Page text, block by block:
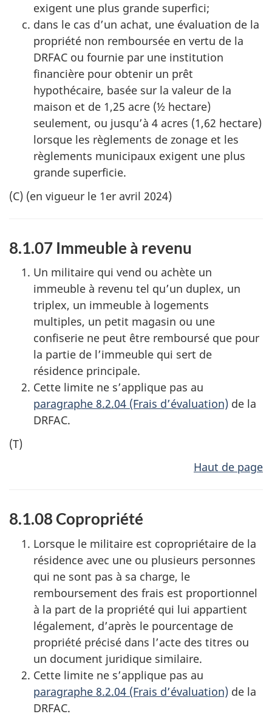
exigent une plus grande superfici;
dans le cas d’un achat, une évaluation de la
propriété non remboursée en vertu de la
DRFAC ou fournie par une institution
financière pour obtenir un prêt
hypothécaire, basée sur la valeur de la
maison et de 1,25 acre (½ hectare)
seulement, ou jusqu’à 4 acres (1,62 hectare)
lorsque les règlements de zonage et les
règlements municipaux exigent une plus
grande superficie.
(C) (en vigueur le 1er avril 2024)
8.1.07 Immeuble à revenu
Un militaire qui vend ou achète un
immeuble à revenu tel qu’un duplex, un
triplex, un immeuble à logements
multiples, un petit magasin ou une
confiserie ne peut être remboursé que pour
la partie de l’immeuble qui sert de
résidence principale.
Cette limite ne s’applique pas au
paragraphe 8.2.04 (Frais d’évaluation) de la
DRFAC.
(T)
Haut de page
8.1.08 Copropriété
Lorsque le militaire est copropriétaire de la
résidence avec une ou plusieurs personnes
qui ne sont pas à sa charge, le
remboursement des frais est proportionnel
à la part de la propriété qui lui appartient
légalement, d’après le pourcentage de
propriété précisé dans l’acte des titres ou
un document juridique similaire.
Cette limite ne s’applique pas au
paragraphe 8.2.04 (Frais d’évaluation) de la
DRFAC.